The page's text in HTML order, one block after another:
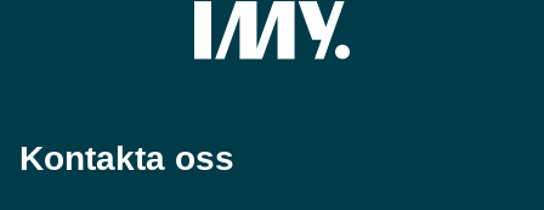
Kontakta oss